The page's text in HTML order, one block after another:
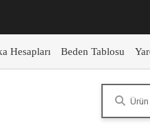
Hesapları Beden Tablosu